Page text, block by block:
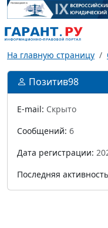
На главную страницу
Позитив98
E-mail: Скрыто
Сообщений: 6
Дата регистрации:
Последняя